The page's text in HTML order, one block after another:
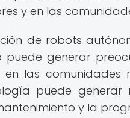
y en las
de robots
puede generar
las comunidades
puede generar
y la